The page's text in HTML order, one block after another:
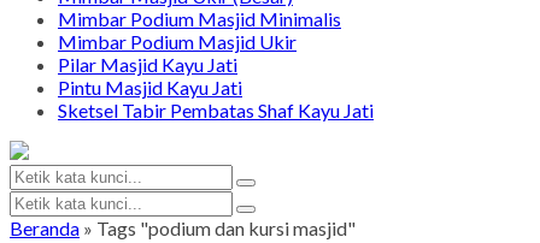
Mimbar Podium Masjid Minimalis
Mimbar Podium Masjid Ukir
Pilar Masjid Kayu Jati
Pintu Masjid Kayu Jati
Sketsel Tabir Pembatas Shaf Kayu Jati
Beranda » Tags "podium dan kursi masjid"